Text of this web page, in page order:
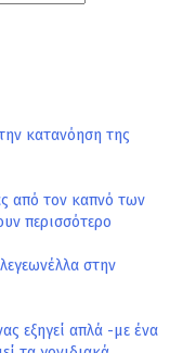
κατανόηση της
από τον καπνό των
περισσότερο
στην
εξηγεί απλά -με ένα